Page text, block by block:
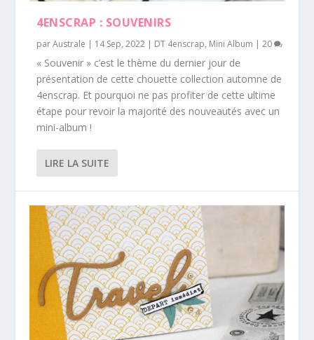
4ENSCRAP : SOUVENIRS
parAustrale | 14 Sep, 2022 | DT 4enscrap, Mini Album |20
« Souvenir » c’est le thème du dernier jour de
présentation de cette chouette collection automne de
4enscrap. Et pourquoi ne pas profiter de cette ultime
étape pour revoir la majorité des nouveautés avec un
mini-album !
LIRE LA SUITE